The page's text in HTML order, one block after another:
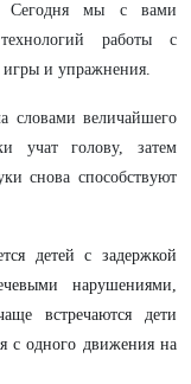
Сегодня мы с вами
работы с
игры и упражнения.
словами величайшего
учат голову, затем
снова способствуют
детей с задержкой
нарушениями,
встречаются дети
с одного движения на